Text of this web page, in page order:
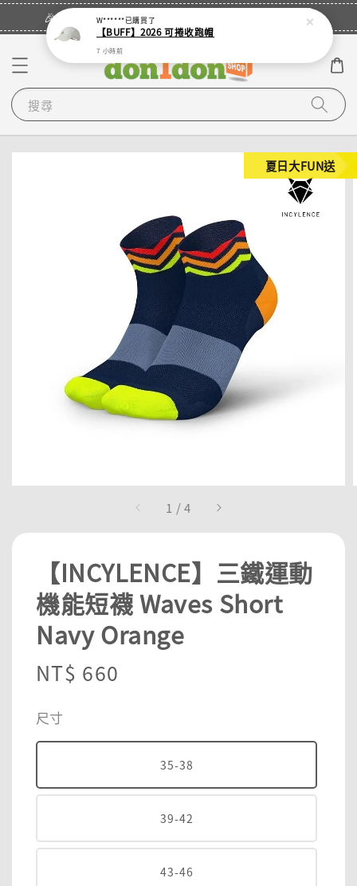
🎉登入會員・領取您的專屬折扣券！
搜尋
1 /4
夏日大FUN送
【INCYLENCE】三鐵運動
機能短襪 Waves Short
Navy Orange
Regular
NT$ 660
尺寸
35-38
39-42
43-46
W******已購買了
【BUFF】2026 可捲收跑帽
7 小時前